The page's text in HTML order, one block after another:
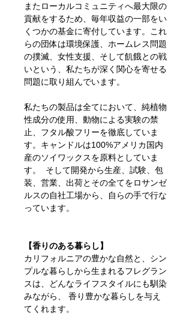
またローカルコミュニティへ最大限の
貢献をするため、毎年収益の一部をい
くつかの基金に寄付しています。これ
らの団体は環境保護、ホームレス問題
の撲滅、女性支援、そして飢餓との戦
いという、私たちが深く関心を寄せる
問題に取り組んでいます。
私たちの製品は全てにおいて、純植物
性成分の使用、動物による実験の禁
止、フタル酸フリーを徹底していま
す。キャンドルは100%アメリカ国内
産のソイワックスを原料としていま
す。 そして開発から生産、試験、包
装、営業、出荷とその全てをロサンゼ
ルスの自社工場から、自らの手で行な
っています。
【香りのある暮らし】
カリフォルニアの豊かな自然と、シン
プルな暮らしから生まれるフレグラン
スは、どんなライフスタイルにも馴染
みながら、 香り豊かな暮らしを与え
てくれます。